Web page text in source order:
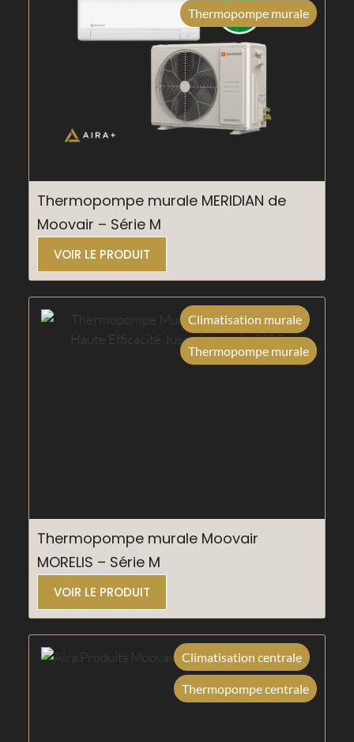
Thermopompe murale
Thermopompe murale MERIDIAN de
Moovair – Série M
VOIR LE PRODUIT
Climatisation murale
Thermopompe murale
Thermopompe murale Moovair
MORELIS – Série M
VOIR LE PRODUIT
Climatisation centrale
Thermopompe centrale